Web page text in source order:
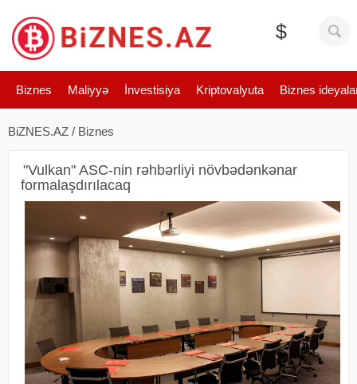
$
Biznes Maliyyə İnvestisiya Kriptovalyuta Biznes
BiZNES.AZ / Biznes
"Vulkan" ASC-nin rəhbərliyi növbədənkənar
formalaşdırılacaq